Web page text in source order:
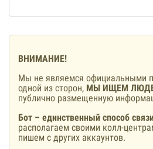
ВНИМАНИЕ!
Мы не являемся официальными
одной из сторон, МЫ ИЩЕМ
публично размещенную
Бот – единственный способ
располагаем своими колл-
пишем с других аккаунтов.